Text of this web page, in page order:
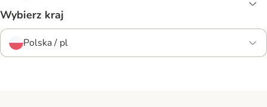
Wybierz kraj
Polska / pl